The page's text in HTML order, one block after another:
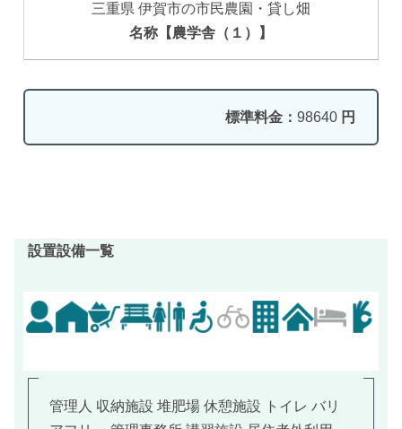
三重県 伊賀市の市民農園・貸し畑
名称【農学舎（１）】
標準料金： 98640 円
設置設備一覧
管理人 収納施設 堆肥場 休憩施設 トイレ バリ